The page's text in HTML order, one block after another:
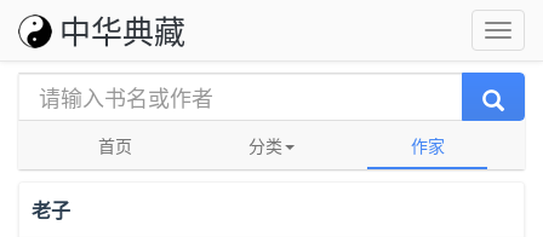
中华典藏
首页 分类 作家
老子